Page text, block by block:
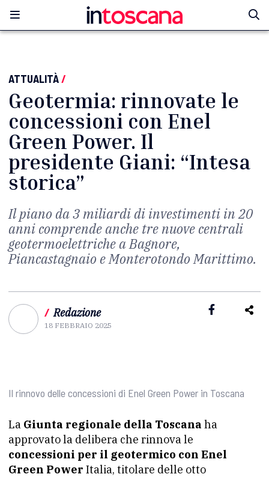
ATTUALITÀ/
Geotermia: rinnovate le
concessioni con Enel
Green Power. Il
presidente Giani: “Intesa
storica”
Il piano da 3 miliardi di investimenti in 20
anni comprende anche tre nuove centrali
geotermoelettriche a Bagnore,
Piancastagnaio e Monterotondo Marittimo.
/ Redazione
18 FEBBRAIO 2025
Il rinnovo delle concessioni di Enel Green Power in Toscana
La Giunta regionale della Toscana ha
approvato la delibera che rinnova le
concessioni per il geotermico con Enel
Green Power Italia, titolare delle otto